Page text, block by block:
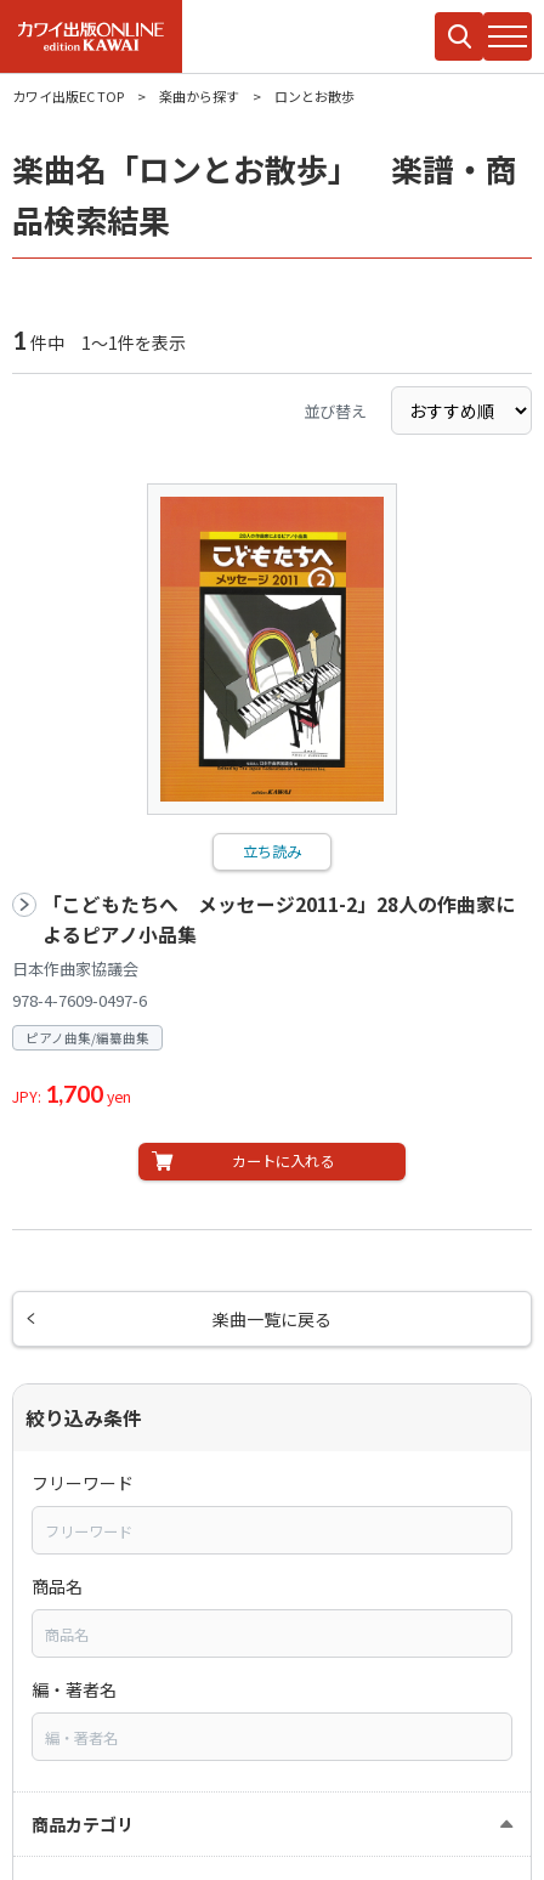
カワイ出版EC TOP 楽曲から探す ロンとお散歩
楽曲名「ロンとお散歩」 楽譜・商
品検索結果
1 件中 1～1件を表示
並び替え
立ち読み
「こどもたちへ メッセージ2011-2」28人の作曲家に
よるピアノ小品集
日本作曲家協議会
978-4-7609-0497-6
ピアノ曲集/編纂曲集
JPY: 1,700yen
カートに入れる
楽曲一覧に戻る
絞り込み条件
フリーワード
商品名
編・著者名
商品カテゴリ